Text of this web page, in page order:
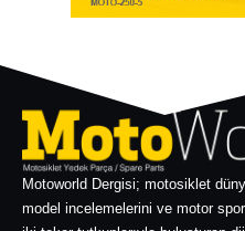
Motoworld Dergisi; motosiklet
model incelemelerini ve motor